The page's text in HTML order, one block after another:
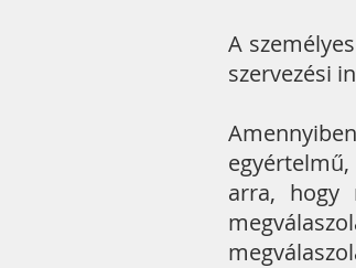
A
szervezési
arra, hogy